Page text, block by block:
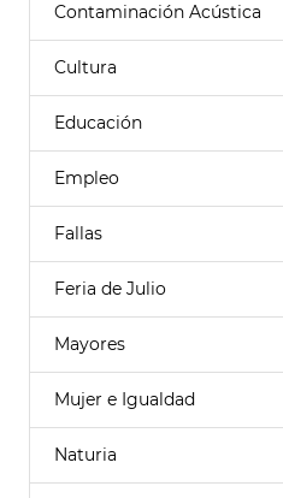
Contaminación Acústica
Cultura
Educación
Empleo
Fallas
Feria de Julio
Mayores
Mujer e Igualdad
Naturia